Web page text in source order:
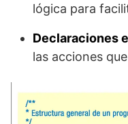
lógica para
Declaraciones
las acciones